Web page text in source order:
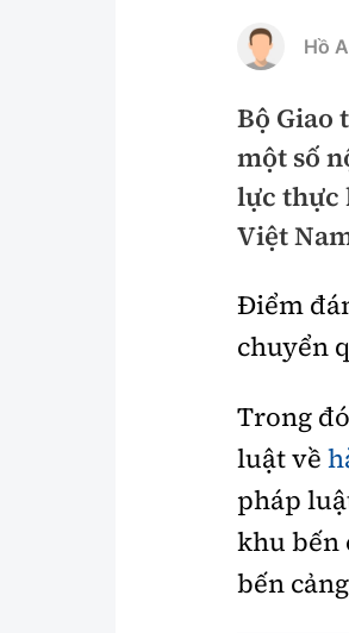
An ninh hình sự
Hồ
Bộ Giao
một số
lực thực
Việt
Điểm
chuyển
Trong
luật về
pháp
khu bến
bến